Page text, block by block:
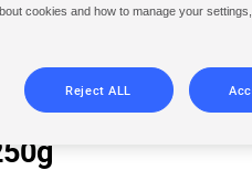
cookies and how to manage your
Reject ALL